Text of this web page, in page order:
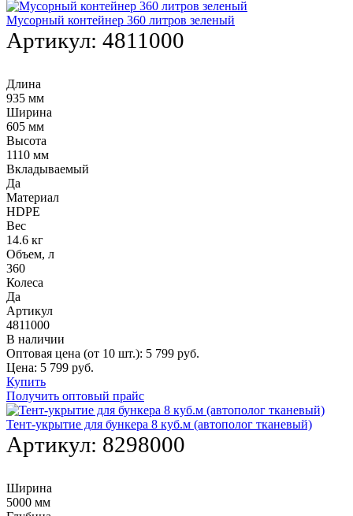
Мусорный контейнер 360 литров зеленый
Артикул: 4811000
Длина
935 мм
Ширина
605 мм
Высота
1110 мм
Вкладываемый
Да
Материал
HDPE
Вес
14.6 кг
Объем, л
360
Колеса
Да
Артикул
4811000
В наличии
Оптовая цена (от 10 шт.): 5 799 руб.
Цена: 5 799 руб.
Купить
Получить оптовый прайс
Тент-укрытие для бункера 8 куб.м (автополог тканевый)
Артикул: 8298000
Ширина
5000 мм